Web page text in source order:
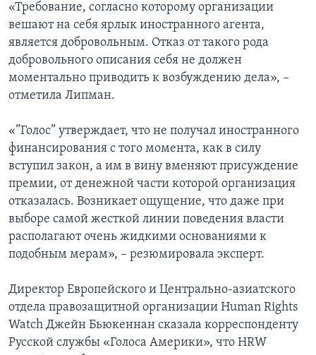
«Требование, согласно которому организации
вешают на себя ярлык иностранного агента,
является добровольным. Отказ от такого рода
добровольного описания себя не должен
моментально приводить к возбуждению дела», –
отметила Липман.
«”Голос” утверждает, что не получал иностранного
финансирования с того момента, как в силу
вступил закон, а им в вину вменяют присуждение
премии, от денежной части которой организация
отказалась. Возникает ощущение, что даже при
выборе самой жесткой линии поведения власти
располагают очень жидкими основаниями к
подобным мерам», – резюмировала эксперт.
Директор Европейского и Центрально-азиатского
отдела правозащитной организации Human Rights
Watch Джейн Бьюкеннан сказала корреспонденту
Русской службы «Голоса Америки», что HRW